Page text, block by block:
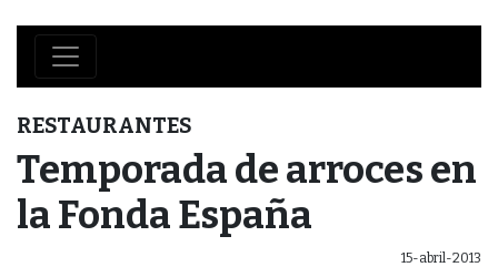
RESTAURANTES
Temporada de arroces en
la Fonda España
15-abril-2013